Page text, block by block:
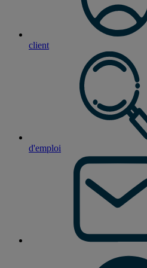
client
d'emploi